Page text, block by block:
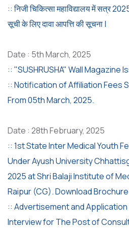
:: निजी चिकित्सा महाविद्यालय में सत्र
सूची के लिए दावा आपत्ति की सूचना |
Date : 5th March, 2025
:: "SUSHRUSHA" Wall Magazine
:: Notification of Affiliation Fees
From 05th March, 2025.
Date : 28th February, 2025
:: 1st State Inter Medical Youth
Under Ayush University
2025 at Shri Balaji Institute of
Raipur (CG). Download
:: Advertisement and
Interview for The Post of